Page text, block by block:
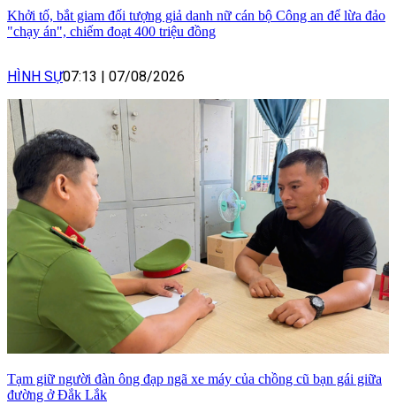
Khởi tố, bắt giam đối tượng giả danh nữ cán bộ Công an để lừa đảo
"chạy án", chiếm đoạt 400 triệu đồng
HÌNH SỰ07:13 07/08/2026
Tạm giữ người đàn ông đạp ngã xe máy của chồng cũ bạn gái giữa
đường ở Đắk Lắk